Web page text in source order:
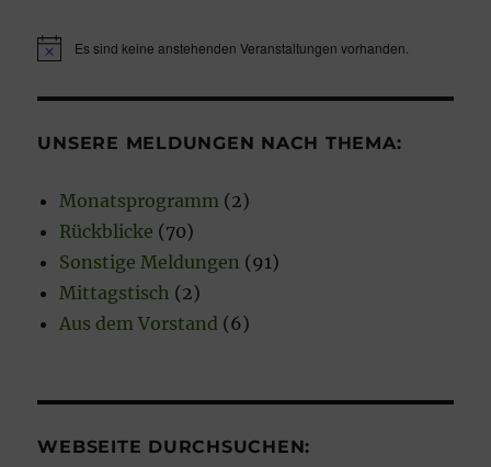
H
w
i
Es sind keine anstehenden Veranstaltungen vorhanden.
UNSERE MELDUNGEN NACH THEMA:
Monatsprogramm (2)
Rückblicke (70)
Sonstige Meldungen (91)
Mittagstisch (2)
Aus dem Vorstand (6)
WEBSEITE DURCHSUCHEN: